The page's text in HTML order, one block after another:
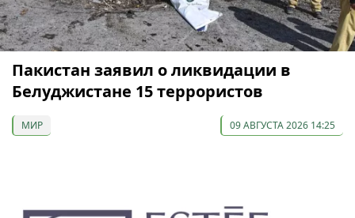
Пакистан заявил о ликвидации в
Белуджистане 15 террористов
МИР 09 АВГУСТА 2026 14:25